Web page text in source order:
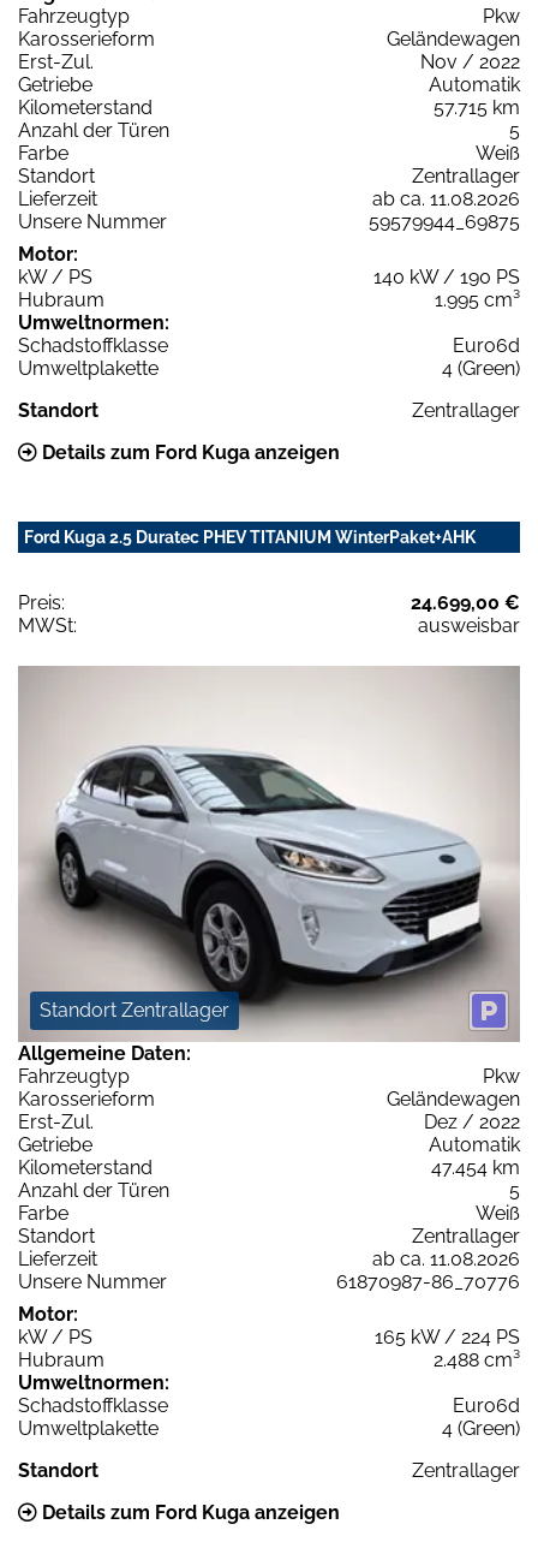
Fahrzeugtyp
Pkw
Karosserieform
Geländewagen
Erst-Zul.
Nov / 2022
Getriebe
Automatik
Kilometerstand
57.715 km
Anzahl der Türen
5
Farbe
Weiß
Standort
Zentrallager
Lieferzeit
ab ca. 11.08.2026
Unsere Nummer
59579944_69875
Motor:
kW / PS
140 kW / 190 PS
Hubraum
1.995 cm³
Umweltnormen:
Schadstoffklasse
Euro6d
Umweltplakette
4 (Green)
Standort
Zentrallager
Details zum Ford Kuga anzeigen
Ford Kuga 2.5 Duratec PHEV TITANIUM WinterPaket+AHK
Preis:
24.699,00 €
MWSt:
ausweisbar
Standort Zentrallager
Allgemeine Daten:
Fahrzeugtyp
Pkw
Karosserieform
Geländewagen
Erst-Zul.
Dez / 2022
Getriebe
Automatik
Kilometerstand
47.454 km
Anzahl der Türen
5
Farbe
Weiß
Standort
Zentrallager
Lieferzeit
ab ca. 11.08.2026
Unsere Nummer
61870987-86_70776
Motor:
kW / PS
165 kW / 224 PS
Hubraum
2.488 cm³
Umweltnormen:
Schadstoffklasse
Euro6d
Umweltplakette
4 (Green)
Standort
Zentrallager
Details zum Ford Kuga anzeigen